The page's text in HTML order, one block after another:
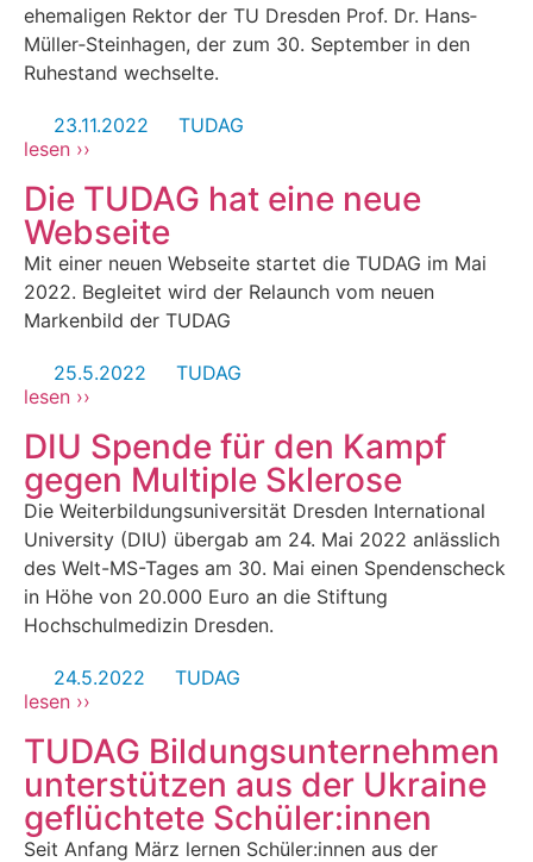
ehemaligen Rektor der TU Dresden Prof. Dr. Hans‐
Müller‐Steinhagen, der zum 30. September in den
Ruhestand wechselte.
23.11.2022
TUDAG
lesen ››
Die TUDAG hat eine neue
Webseite
Mit einer neuen Webseite startet die TUDAG im Mai
2022. Begleitet wird der Relaunch vom neuen
Markenbild der TUDAG
25.5.2022
TUDAG
lesen ››
DIU Spende für den Kampf
gegen Multiple Sklerose
Die Weiterbildungsuniversität Dresden International
University (DIU) übergab am 24. Mai 2022 anlässlich
des Welt-MS-Tages am 30. Mai einen Spendenscheck
in Höhe von 20.000 Euro an die Stiftung
Hochschulmedizin Dresden.
24.5.2022
TUDAG
lesen ››
TUDAG Bildungsunternehmen
unterstützen aus der Ukraine
geflüchtete Schüler:innen
Seit Anfang März lernen Schüler:innen aus der